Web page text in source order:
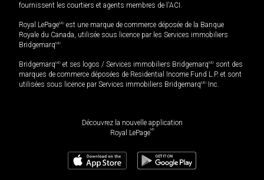
fournissent les courtiers et agents membres de l'ACI.
Royal LePageMD est une marque de commerce déposée de la Banque
Royale du Canada, utilisée sous licence par les Services immobiliers
BridgemarqMD
BridgemarqMD et ses logos / Services immobiliers BridgemarqMD sont des
marques de commerce déposées de Residential Income Fund L.P. et sont
utilisées sous licence par Services immobiliers BridgemarqMD Inc.
Découvrez la nouvelle application
Royal LePageMD